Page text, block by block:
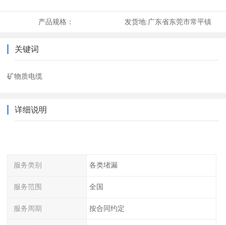
产品规格： 发货地:广东省东莞市常平镇
关键词
矿物质电缆
详细说明
服务类别 各类堵漏
服务范围 全国
服务周期 按合同约定